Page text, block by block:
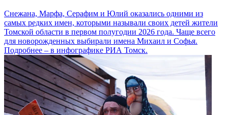
Снежана, Марфа, Серафим и Юлий оказались одними из
самых редких имен, которыми называли своих детей жители
Томской области в первом полугодии 2026 года. Чаще всего
для новорожденных выбирали имена Михаил и Софья.
Подробнее – в инфографике РИА Томск.